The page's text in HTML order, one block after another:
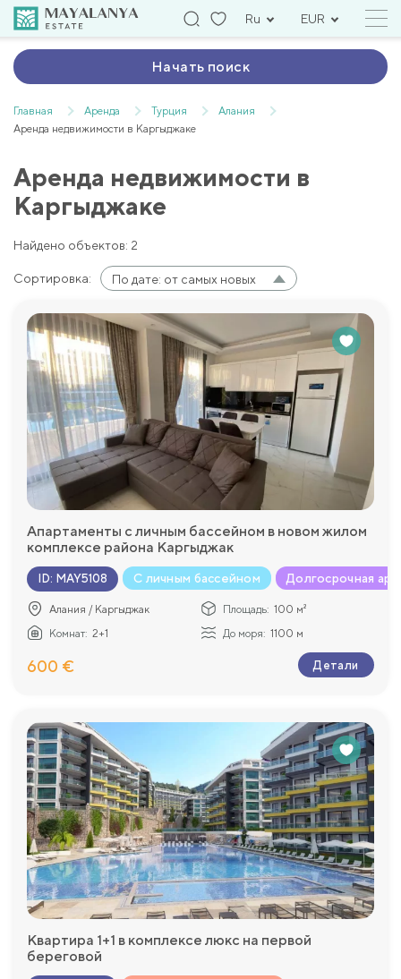
Ru EUR
Начать поиск
Главная Аренда Турция
Алания
Аренда недвижимости в Каргыджаке
Аренда недвижимости в
Каргыджаке
Найдено объектов: 2
Сортировка: По дате: от самых новых
Апартаменты с личным бассейном в новом жилом
комплексе района Каргыджак
ID: MAY5108 С личным бассейном Долгосрочная
Алания / Каргыджак Площадь: 100 м²
Комнат: 2+1 До моря: 1100 м
600 € Детали
Квартира 1+1 в комплексе люкс на первой
береговой